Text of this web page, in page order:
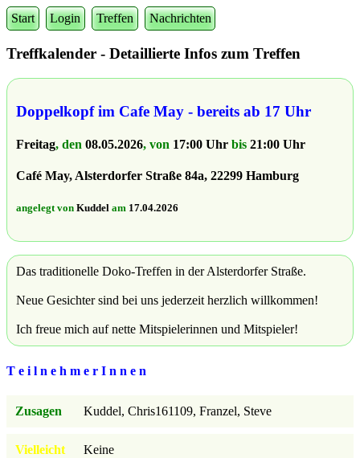
Start Login Treffen Nachrichten
Treffkalender - Detaillierte Infos zum Treffen
Doppelkopf im Cafe May - bereits ab 17 Uhr
Freitag, den08.05.2026, von 17:00 Uhr bis21:00 Uhr
Café May, Alsterdorfer Straße 84a, 22299 Hamburg
angelegt vonKuddel am 17.04.2026
Das traditionelle Doko-Treffen in der Alsterdorfer Straße.
Neue Gesichter sind bei uns jederzeit herzlich willkommen!
Ich freue mich auf nette Mitspielerinnen und Mitspieler!
T e i l n e h m e r I n n e n
Zusagen Kuddel, Chris161109, Franzel, Steve
Vielleicht Keine